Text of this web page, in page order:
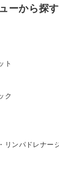
ーから探す
ト
ク
リンパドレナー